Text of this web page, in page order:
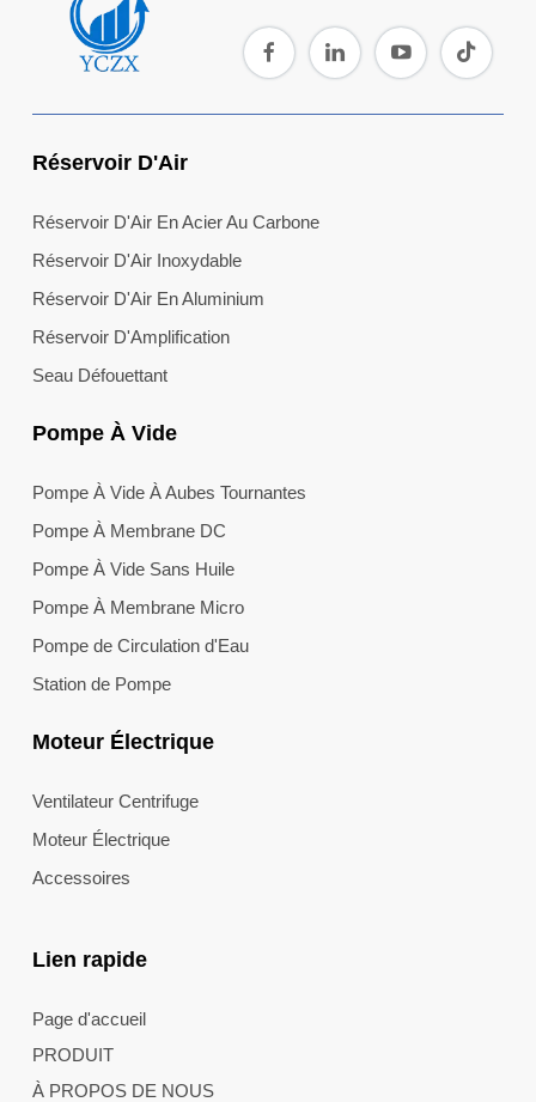
Réservoir D'Air
Réservoir D'Air En Acier Au Carbone
Réservoir D'Air Inoxydable
Réservoir D'Air En Aluminium
Réservoir D'Amplification
Seau Défouettant
Pompe À Vide
Pompe À Vide À Aubes Tournantes
Pompe À Membrane DC
Pompe À Vide Sans Huile
Pompe À Membrane Micro
Pompe de Circulation d'Eau
Station de Pompe
Moteur Électrique
Ventilateur Centrifuge
Moteur Électrique
Accessoires
Lien rapide
Page d'accueil
PRODUIT
À PROPOS DE NOUS